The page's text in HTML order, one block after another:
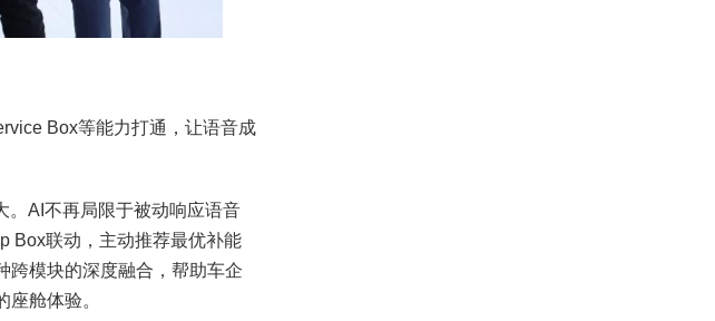
Box等能力打通，让语音成
AI不再局限于被动响应语音
Box联动，主动推荐最优补能
跨模块的深度融合，帮助车企
舱体验。